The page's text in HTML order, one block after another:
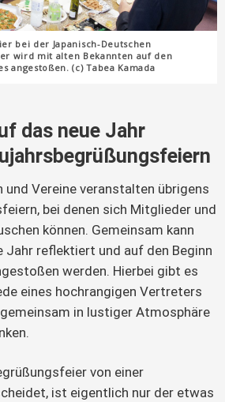
bei der Japanisch-Deutschen
wird mit alten Bekannten auf den
angestoßen. (c) Tabea Kamada
das neue Jahr
und Vereine veranstalten übrigens
bei denen sich Mitglieder und
können. Gemeinsam kann
Jahr reflektiert und auf den Beginn
werden. Hierbei gibt es
eines hochrangigen Vertreters
in lustiger Atmosphäre
von einer
ist eigentlich nur der etwas